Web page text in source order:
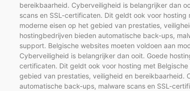
bereikbaarheid. Cyberveiligheid is belangrijker dan
scans en SSL-certificaten. Dit geldt ook voor
moderne eisen op het gebied van prestaties,
hostingbedrijven bieden automatische back-ups,
support. Belgische websites moeten voldoen aan
Cyberveiligheid is belangrijker dan ooit. Goede
certificaten. Dit geldt ook voor hosting met
gebied van prestaties, veiligheid en bereikbaarheid.
automatische back-ups, malware scans en SSL-